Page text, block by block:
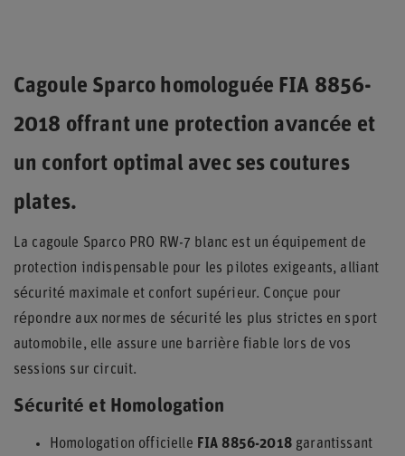
Cagoule Sparco homologuée FIA 8856-
2018 offrant une protection avancée et
un confort optimal avec ses coutures
plates.
La cagoule Sparco PRO RW-7 blanc est un équipement de
protection indispensable pour les pilotes exigeants, alliant
sécurité maximale et confort supérieur. Conçue pour
répondre aux normes de sécurité les plus strictes en sport
automobile, elle assure une barrière fiable lors de vos
sessions sur circuit.
Sécurité et Homologation
Homologation officielle FIA 8856-2018garantissant